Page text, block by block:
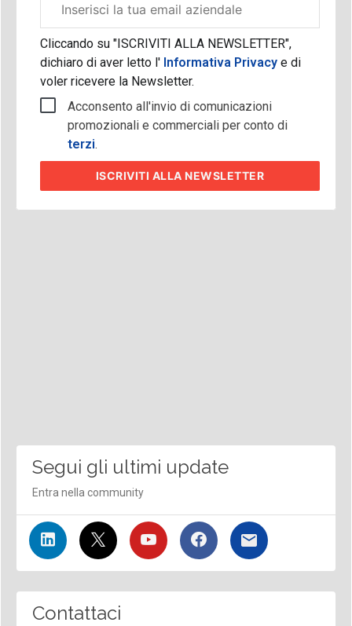
aziendale
Cliccando su "ISCRIVITI ALLA NEWSLETTER",
dichiaro di aver letto l'Informativa Privacy e di
voler ricevere la Newsletter.
Acconsento all'invio di comunicazioni
promozionali e commerciali per conto di
terzi.
ISCRIVITI ALLA NEWSLETTER
Segui gli ultimi update
Entra nella community
Contattaci